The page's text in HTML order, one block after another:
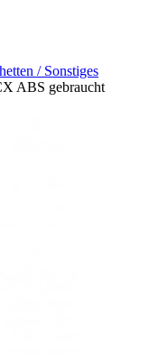
/ Sonstiges
ABS gebraucht